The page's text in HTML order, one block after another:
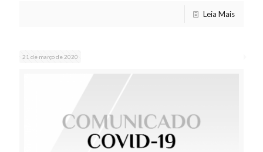
Leia Mais
21 de março de 2020